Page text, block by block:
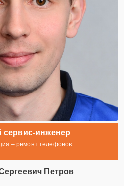
сервис-инженер
– ремонт телефонов
Петров